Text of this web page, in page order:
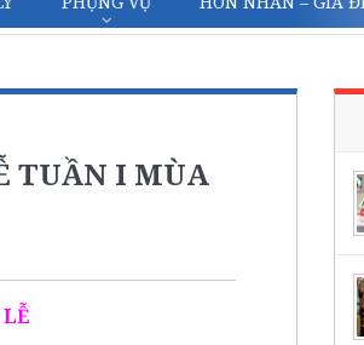
TUẦN I MÙA